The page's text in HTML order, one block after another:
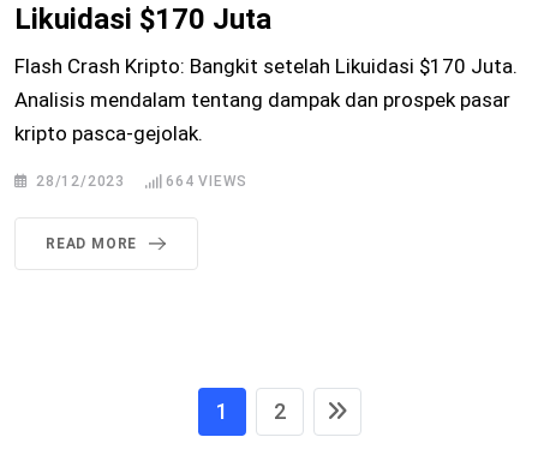
Likuidasi $170 Juta
Flash Crash Kripto: Bangkit setelah Likuidasi $170 Juta.
Analisis mendalam tentang dampak dan prospek pasar
kripto pasca-gejolak.
28/12/2023 664 VIEWS
READ MORE
1 2